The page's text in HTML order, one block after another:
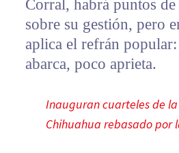
Corral, habrá puntos
sobre su gestión, pero
aplica el refrán
abarca, poco aprieta.
Inauguran cuarteles de la
Chihuahua rebasado por